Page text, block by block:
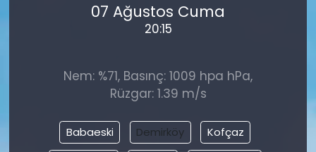
07 Ağustos Cuma
20:15
Nem: %71, Basınç: 1009 hpa hPa,
Rüzgar: 1.39 m/s
Babaeski Demirköy
Kofçaz